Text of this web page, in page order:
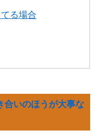
る場合
合いのほうが大事な